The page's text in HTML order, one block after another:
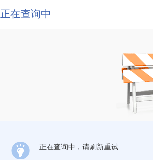
正在查询中
正在查询中，请刷新重试